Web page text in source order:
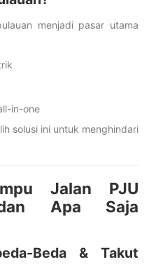
menjadi pasar utama
in-one
solusi ini untuk menghindari
Jalan PJU
Apa Saja
Beda & Takut